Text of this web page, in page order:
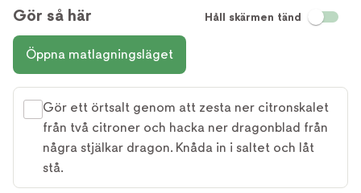
Gör så här Håll skärmen tänd
Öppna matlagningsläget
Gör ett örtsalt genom att zesta ner citronskalet
från två citroner och hacka ner dragonblad från
några stjälkar dragon. Knåda in i saltet och låt
stå.